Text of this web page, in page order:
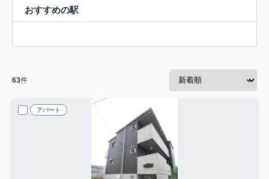
おすすめの駅
63件
アパート